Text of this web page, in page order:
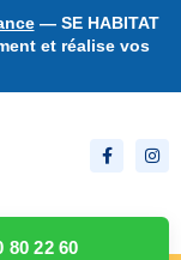
— SE HABITAT
et réalise vos
80 22 60